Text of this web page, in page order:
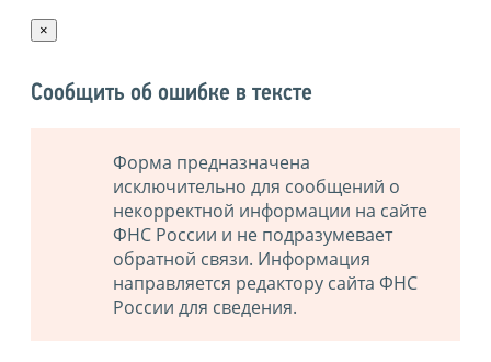
×
Сообщить об ошибке в тексте
Форма предназначена
исключительно для сообщений о
некорректной информации на сайте
ФНС России и не подразумевает
обратной связи. Информация
направляется редактору сайта ФНС
России для сведения.